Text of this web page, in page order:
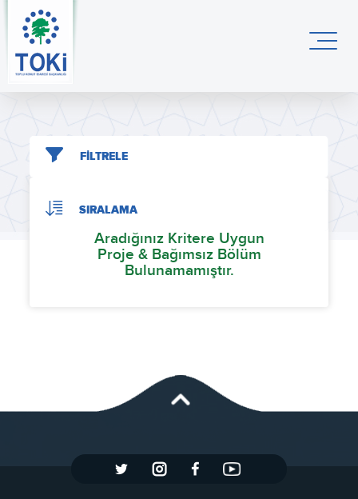
FİLTRELE
SIRALAMA
Aradığınız Kritere Uygun
Proje & Bağımsız Bölüm
Bulunamamıştır.